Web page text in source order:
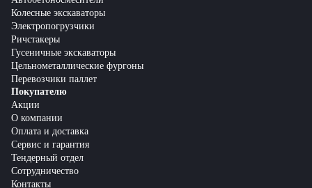
Колесные экскаваторы
Электропогрузчики
Ричстакеры
Гусеничные экскаваторы
Цельнометаллические фургоны
Перевозчики паллет
Покупателю
Акции
О компании
Оплата и доставка
Сервис и гарантия
Тендерный отдел
Сотрудничество
Контакты